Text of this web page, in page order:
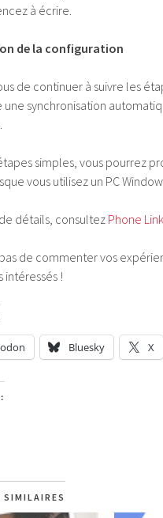
à écrire.
de la configuration
de continuer à suivre les
synchronisation
simples, vous pourrez
vous utilisez un PC
détails, consultez Phone Link
de commenter vos
intéressés !
Bluesky X
SIMILAIRES